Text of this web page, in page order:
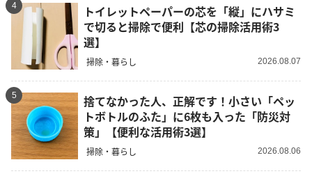
4
トイレットペーパーの芯を「縦」にハサミ
で切ると掃除で便利【芯の掃除活用術3
選】
掃除・暮らし 2026.08.07
5
捨てなかった人、正解です！小さい「ペッ
トボトルのふた」に6枚も入った「防災対
策」【便利な活用術3選】
掃除・暮らし 2026.08.06